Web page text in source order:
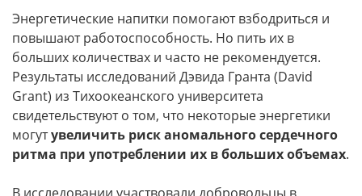
Энергетические напитки помогают взбодриться и
повышают работоспособность. Но пить их в
больших количествах и часто не рекомендуется.
Результаты исследований Дэвида Гранта (David
Grant) из Тихоокеанского университета
свидетельствуют о том, что некоторые энергетики
могутувеличить риск аномального сердечного
ритма при употреблении их в больших объемах.